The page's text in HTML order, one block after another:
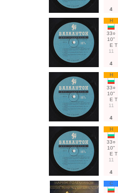
4
Н
33○
10"
Е Т
11
4
Н
33○
10"
Е Т
11
4
Н
33○
10"
Е Т
11
4
С